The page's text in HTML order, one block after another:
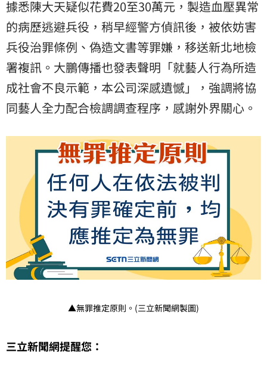
據悉陳大天疑似花費20至30萬元，製造血壓異常
的病歷逃避兵役，稍早經警方偵訊後，被依妨害
兵役治罪條例、偽造文書等罪嫌，移送新北地檢
署複訊。大鵬傳播也發表聲明「就藝人行為所造
成社會不良示範，本公司深感遺憾」，強調將協
同藝人全力配合檢調調查程序，感謝外界關心。
▲無罪推定原則。(三立新聞網製圖)
三立新聞網提醒您：